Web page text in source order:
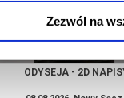
Zezwól na
ODYSEJA - 2D